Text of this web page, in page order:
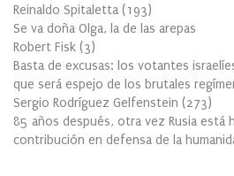
Reinaldo Spitaletta (193)
Se va doña Olga, la de las arepas
Robert Fisk (3)
Basta de excusas: los votantes
que será espejo de los brutales
Sergio Rodríguez Gelfenstein (273)
85 años después, otra vez Rusia está
contribución en defensa de la